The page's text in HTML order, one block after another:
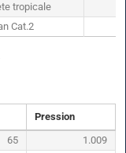
tropicale
Cat.2
Pression
65
1.009